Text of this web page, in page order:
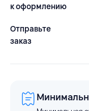
к оформлению
Отправьте
заказ